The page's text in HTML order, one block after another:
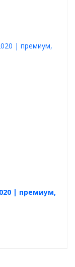
| премиум,